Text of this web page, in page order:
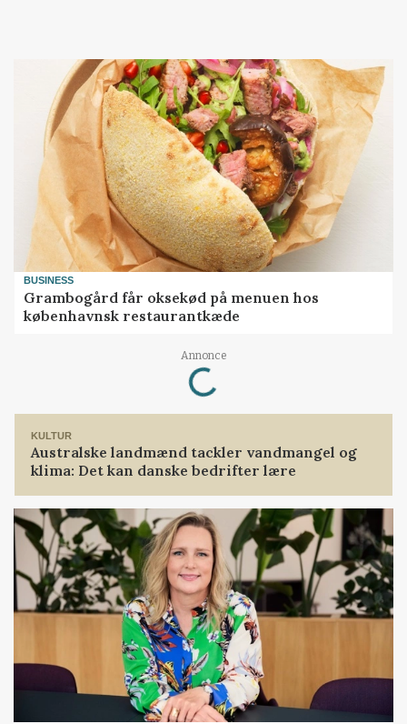
BUSINESS
Grambogård får oksekød på menuen hos
københavnsk restaurantkæde
Annonce
Loading...
KULTUR
Australske landmænd tackler vandmangel og
klima: Det kan danske bedrifter lære